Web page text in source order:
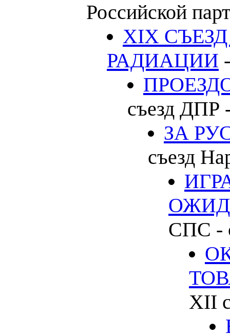
Российской
XIX
РАДИАЦИИ
съезд ДПР
ЗА
съезд
СПС -
XII